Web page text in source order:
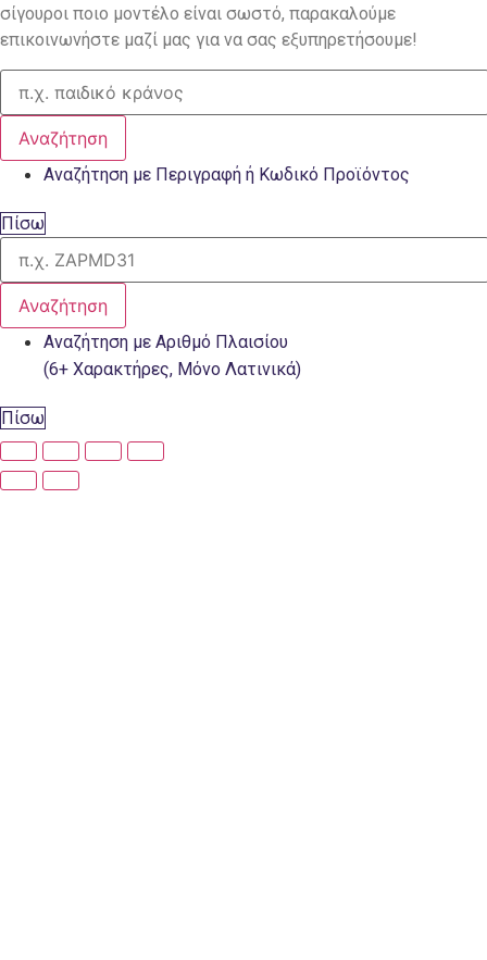
σίγουροι ποιο μοντέλο είναι σωστό, παρακαλούμε
επικοινωνήστε μαζί μας για να σας εξυπηρετήσουμε!
Αναζήτηση
Αναζήτηση με Περιγραφή ή Κωδικό Προϊόντος
Πίσω
Αναζήτηση
Αναζήτηση με Αριθμό Πλαισίου
(6+ Χαρακτήρες, Μόνο Λατινικά)
Πίσω